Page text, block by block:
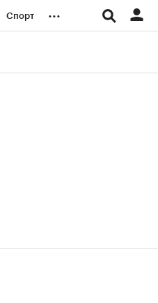
Спорт ...